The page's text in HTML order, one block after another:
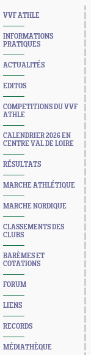
VVF ATHLE
INFORMATIONS
PRATIQUES
ACTUALITÉS
EDITOS
COMPETITIONS DU VVF
ATHLE
CALENDRIER 2026 EN
CENTRE VAL DE LOIRE
RÉSULTATS
MARCHE ATHLÉTIQUE
MARCHE NORDIQUE
CLASSEMENTS DES
CLUBS
BARÈMES ET
COTATIONS
FORUM
LIENS
RECORDS
MÉDIATHÈQUE